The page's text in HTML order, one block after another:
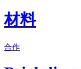
材料
合作